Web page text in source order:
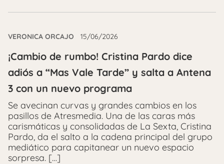
VERONICA ORCAJO 15/06/2026
¡Cambio de rumbo! Cristina Pardo dice
adiós a “Mas Vale Tarde” y salta a Antena
3 con un nuevo programa
Se avecinan curvas y grandes cambios en los
pasillos de Atresmedia. Una de las caras más
carismáticas y consolidadas de La Sexta, Cristina
Pardo, da el salto a la cadena principal del grupo
mediático para capitanear un nuevo espacio
sorpresa. […]